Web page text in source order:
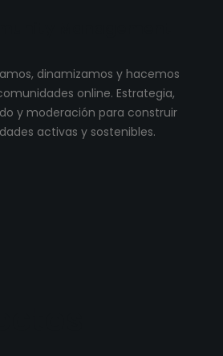
dinamizamos y hacemos
online. Estrategia,
y moderación para construir
activas y sostenibles.